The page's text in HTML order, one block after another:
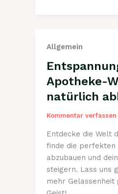
Unterstützung
bei
Apotheke-
Waren
Allgemein
Apotheke-
natürlich
Kommentar verfassen
Entdecke die Welt
finde die perfekten
abzubauen und
steigern. Lass uns
mehr